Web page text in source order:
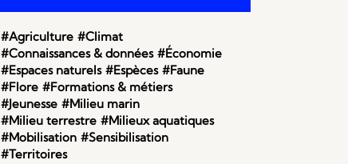
#Agriculture #Climat
#Connaissances & données #Économie
#Espaces naturels #Espèces #Faune
#Flore #Formations & métiers
#Jeunesse #Milieu marin
#Milieu terrestre #Milieux aquatiques
#Mobilisation #Sensibilisation
#Territoires